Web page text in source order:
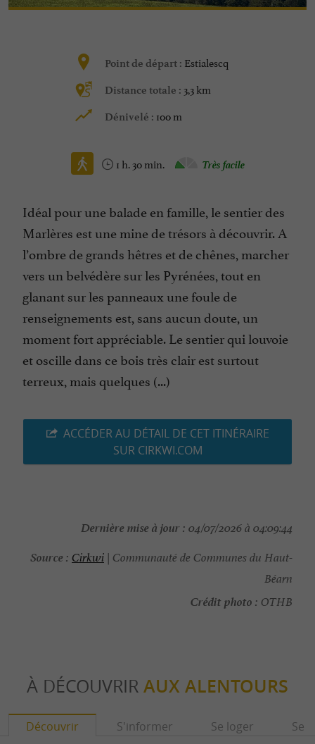
Point de départ : Estialescq
Distance totale : 3,3 km
Dénivelé : 100 m
1 h. 30 min. Très facile
Idéal pour une balade en famille, le sentier des
Marlères est une mine de trésors à découvrir. A
l’ombre de grands hêtres et de chênes, marcher
vers un belvédère sur les Pyrénées, tout en
glanant sur les panneaux une foule de
renseignements est, sans aucun doute, un
moment fort appréciable. Le sentier qui louvoie
et oscille dans ce bois très clair est surtout
terreux, mais quelques (...)
ACCÉDER AU DÉTAIL DE CET ITINÉRAIRE
SUR CIRKWI.COM
Dernière mise à jour : 04/07/2026 à 04:09:44
Source : Cirkwi | Communauté de Communes du Haut-
Béarn
Crédit photo : OTHB
À DÉCOUVRIR AUX ALENTOURS
Découvrir S'informer Se loger Se